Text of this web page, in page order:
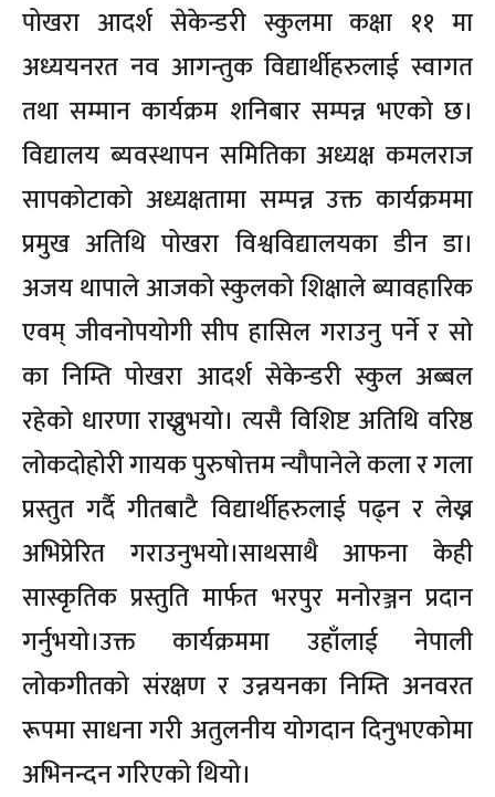
पोखरा आदर्श सेकेन्डरी स्कुलमा कक्षा ११ मा
अध्ययनरत नव आगन्तुक विद्यार्थीहरुलाई स्वागत
तथा सम्मान कार्यक्रम शनिबार सम्पन्न भएको छ।
विद्यालय ब्यवस्थापन समितिका अध्यक्ष कमलराज
सापकोटाको अध्यक्षतामा सम्पन्न उक्त कार्यक्रममा
प्रमुख अतिथि पोखरा विश्वविद्यालयका डीन डा।
अजय थापाले आजको स्कुलको शिक्षाले ब्यावहारिक
एवम् जीवनोपयोगी सीप हासिल गराउनु पर्ने र सो
का निम्ति पोखरा आदर्श सेकेन्डरी स्कुल अब्बल
रहेको धारणा राख्नुभयो। त्यसै विशिष्ट अतिथि वरिष्ठ
लोकदोहोरी गायक पुरुषोत्तम न्यौपानेले कला र गला
प्रस्तुत गर्दै गीतबाटै विद्यार्थीहरुलाई पढ्न र लेख्न
अभिप्रेरित गराउनुभयो।साथसाथै आफना केही
सास्कृतिक प्रस्तुति मार्फत भरपुर मनोरञ्जन प्रदान
गर्नुभयो।उक्त कार्यक्रममा उहाँलाई नेपाली
लोकगीतको संरक्षण र उन्नयनका निम्ति अनवरत
रूपमा साधना गरी अतुलनीय योगदान दिनुभएकोमा
अभिनन्दन गरिएको थियो।